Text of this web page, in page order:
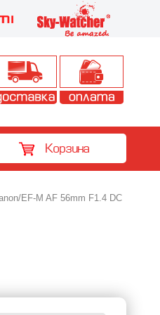
Корзина
EF-M AF 56mm F1.4 DC